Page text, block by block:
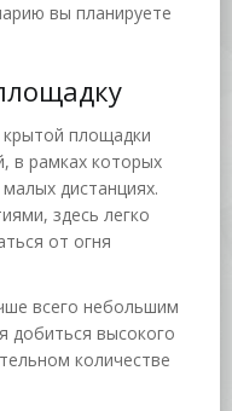
вы планируете
крытой площадки
в рамках которых
дистанциях.
здесь легко
от огня
всего небольшим
добиться высокого
количестве